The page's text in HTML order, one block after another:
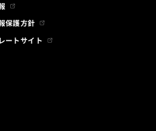
保護方針
ートサイト